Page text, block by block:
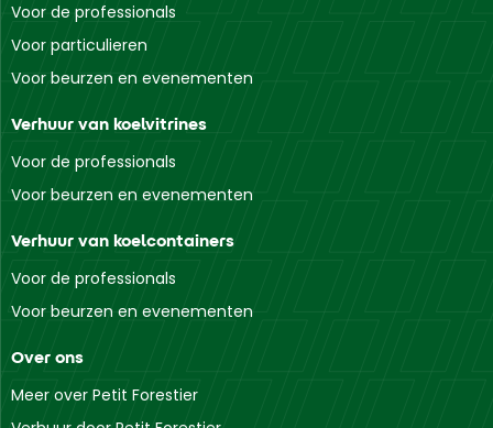
Voor de professionals
Voor particulieren
Voor beurzen en evenementen
Verhuur van koelvitrines
Voor de professionals
Voor beurzen en evenementen
Verhuur van koelcontainers
Voor de professionals
Voor beurzen en evenementen
Over ons
Meer over Petit Forestier